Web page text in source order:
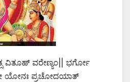
ವಿತೂಹ್ ವರೇಣ್ಯಂ|| ಭರ್ಗೋ
ಯೋನಃ ಪ್ರಚೋದಯಾತ್